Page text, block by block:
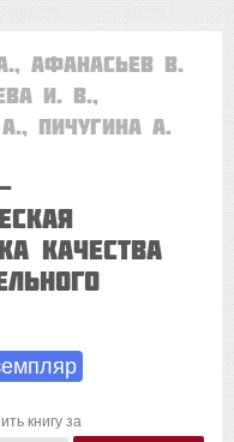
Афанасьев В.
И. В.,
Пичугина А.
качества
книгу за